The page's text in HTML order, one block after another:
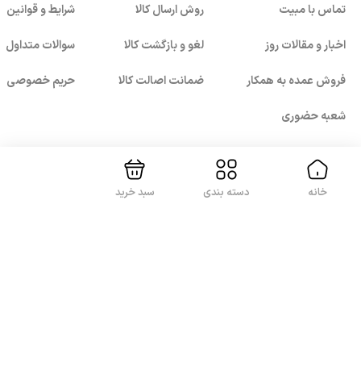
تماس با مبیت
اخبار و مقالات روز
فروش عمده به همکار
شعبه حضوری
روش ارسال کالا
لغو و بازگشت کالا
ضمانت اصالت کالا
شرایط و قوانین
سوالات متداول
حریم خصوصی
با ما همراه باشید
خانه دسته بندی سبد خرید